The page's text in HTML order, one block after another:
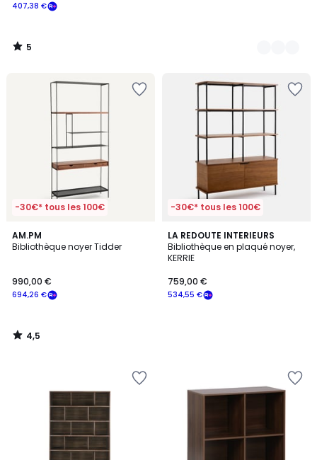
407,38 €
5
/
-30€* tous les 100€
AM.PM
Bibliothèque noyer Tidder
694,26 €
990,00 €
4,5
/ 5
4,5
/
-30€* tous les 100€
LA REDOUTE INTERIEURS
Bibliothèque en plaqué noyer,
KERRIE
534,55 €
759,00 €